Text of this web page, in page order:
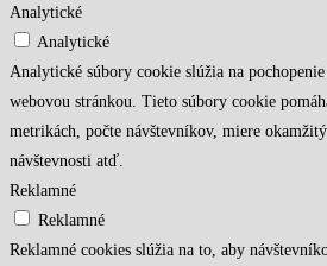
Analytické
Analytické
Analytické súbory cookie slúžia na
webovou stránkou. Tieto súbory cookie
metrikách, počte návštevníkov, miere
návštevnosti atď.
Reklamné
Reklamné
Reklamné cookies slúžia na to, aby